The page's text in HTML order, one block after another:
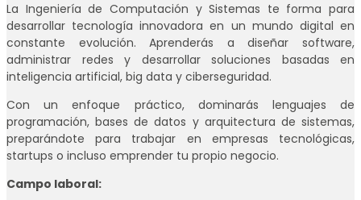
La Ingeniería de Computación y Sistemas te forma para
desarrollar tecnología innovadora en un mundo digital en
constante evolución. Aprenderás a diseñar software,
administrar redes y desarrollar soluciones basadas en
inteligencia artificial, big data y ciberseguridad.
Con un enfoque práctico, dominarás lenguajes de
programación, bases de datos y arquitectura de sistemas,
preparándote para trabajar en empresas tecnológicas,
startups o incluso emprender tu propio negocio.
Campo laboral: